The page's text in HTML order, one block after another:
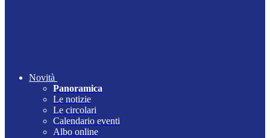
Novità
Panoramica
Le notizie
Le circolari
Calendario eventi
Albo online